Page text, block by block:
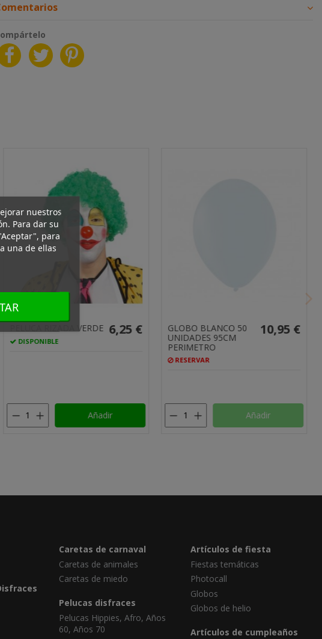
COLGANTE POM-
POM ROJO 3
15,50 €
Añadir
COMPLEMENTOS
PHOTOCALL HIPPIE 12
PIEZAS
DISPONIBLE, ENTREGA
5,75 €
Añadir
Caretas de carnaval
Caretas de animales
Caretas de miedo
Pelucas disfraces
Pelucas Hippies, Afro, Años
60, Años 70
Artículos de fiesta
Fiestas temáticas
Photocall
Globos
Globos de helio
Artículos de cumpleaños
nuestros
Para dar su
para
una de ellas